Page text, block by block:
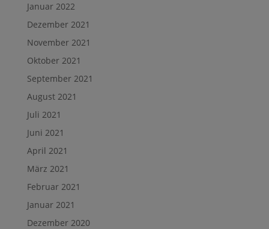
Januar 2022
Dezember 2021
November 2021
Oktober 2021
September 2021
August 2021
Juli 2021
Juni 2021
April 2021
März 2021
Februar 2021
Januar 2021
Dezember 2020